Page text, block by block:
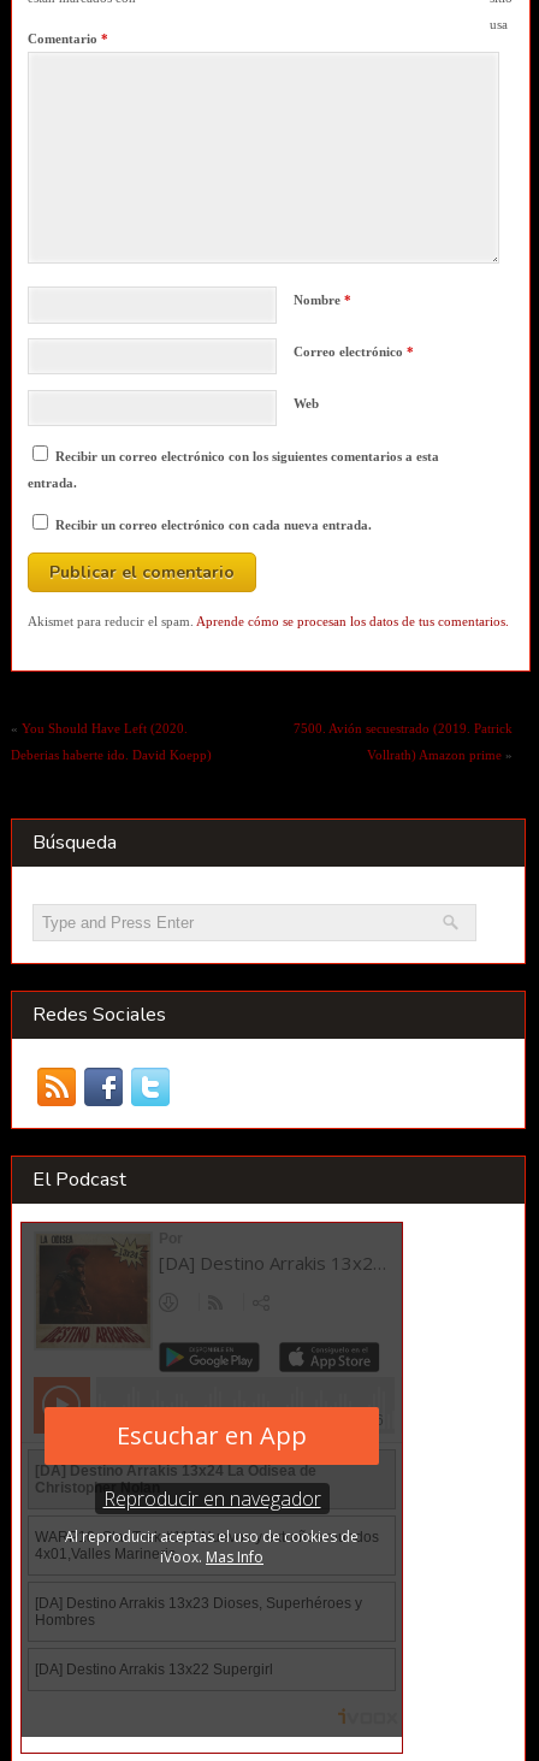
Comentario *
Nombre *
Correo electrónico *
Web
Recibir un correo electrónico con los siguientes comentarios a esta
entrada.
Recibir un correo electrónico con cada nueva entrada.
usa
Akismet para reducir el spam. Aprende cómo se procesan los datos de tus comentarios.
« You Should Have Left (2020.
Deberias haberte ido. David Koepp)
7500. Avión secuestrado (2019. Patrick
Vollrath) Amazon prime »
Búsqueda
Redes Sociales
El Podcast